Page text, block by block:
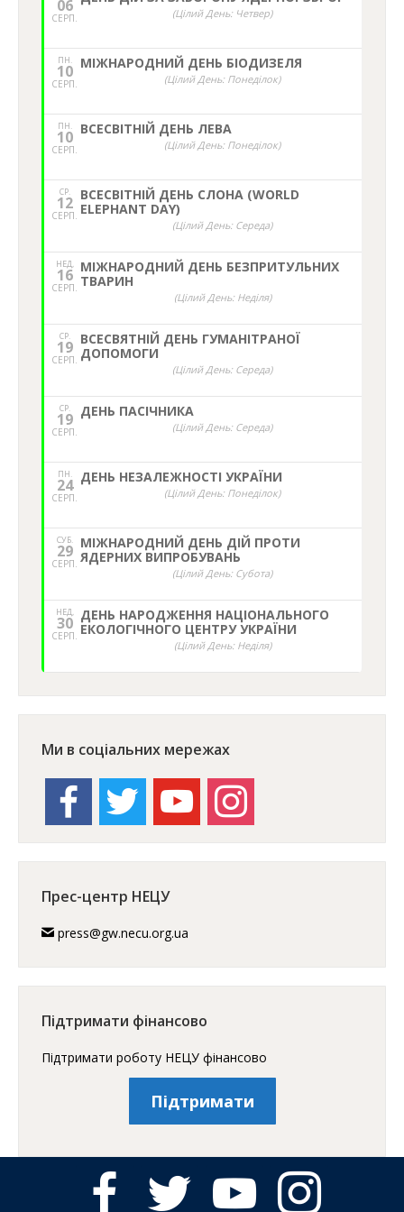
06
СЕРП. (Цілий День: Четвер)
ПН.
10
СЕРП.
МІЖНАРОДНИЙ ДЕНЬ БІОДИЗЕЛЯ
(Цілий День: Понеділок)
ПН.
10
СЕРП.
ВСЕСВІТНІЙ ДЕНЬ ЛЕВА
(Цілий День: Понеділок)
СР.
12
СЕРП.
ВСЕСВІТНІЙ ДЕНЬ СЛОНА (WORLD
ELEPHANT DAY)
(Цілий День: Середа)
НЕД,
16
СЕРП.
МІЖНАРОДНИЙ ДЕНЬ БЕЗПРИТУЛЬНИХ
ТВАРИН
(Цілий День: Неділя)
СР.
19
СЕРП.
ВСЕСВЯТНІЙ ДЕНЬ ГУМАНІТРАНОЇ
ДОПОМОГИ
(Цілий День: Середа)
СР.
19
СЕРП.
ДЕНЬ ПАСІЧНИКА
(Цілий День: Середа)
ПН.
24
СЕРП.
ДЕНЬ НЕЗАЛЕЖНОСТІ УКРАЇНИ
(Цілий День: Понеділок)
СУБ.
29
СЕРП.
МІЖНАРОДНИЙ ДЕНЬ ДІЙ ПРОТИ
ЯДЕРНИХ ВИПРОБУВАНЬ
(Цілий День: Субота)
НЕД,
30
СЕРП.
ДЕНЬ НАРОДЖЕННЯ НАЦІОНАЛЬНОГО
ЕКОЛОГІЧНОГО ЦЕНТРУ УКРАЇНИ
(Цілий День: Неділя)
Ми в соціальних мережах
facebook twitter youtube instagram
Прес-центр НЕЦУ
press@gw.necu.org.ua
Підтримати фінансово
Підтримати роботу НЕЦУ фінансово
Підтримати
facebook twitter youtube instagram